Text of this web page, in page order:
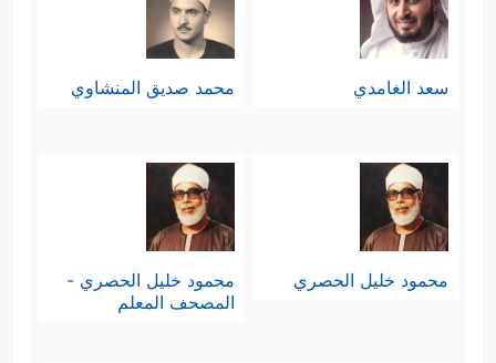
سعد الغامدي محمد صديق المنشاوي
محمود خليل الحصري
محمود خليل الحصري -
المصحف المعلم